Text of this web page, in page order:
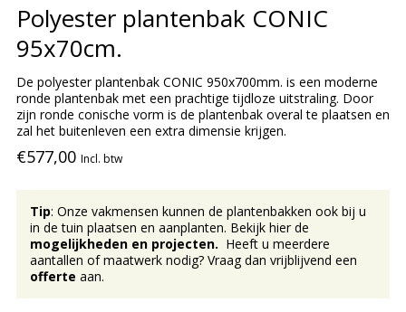
Polyester plantenbak CONIC
95x70cm.
De polyester plantenbak CONIC 950x700mm. is een moderne
ronde plantenbak met een prachtige tijdloze uitstraling. Door
zijn ronde conische vorm is de plantenbak overal te plaatsen en
zal het buitenleven een extra dimensie krijgen.
€577,00 Incl. btw
Tip: Onze vakmensen kunnen de plantenbakken ook bij u
in de tuin plaatsen en aanplanten. Bekijk hier de
mogelijkheden en projecten. Heeft u meerdere
aantallen of maatwerk nodig? Vraag dan vrijblijvend een
offerte aan.